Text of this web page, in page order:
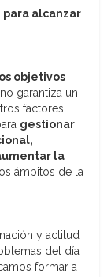
alcanzar
objetivos
garantiza un
factores
gestionar
la
ámbitos de la
y actitud
del día
formar a